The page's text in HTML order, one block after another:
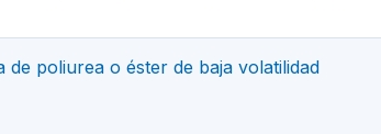
poliurea o éster de baja volatilidad